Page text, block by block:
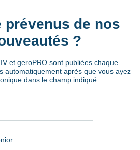
prévenus de nos
?
et geroPRO sont publiées chaque
automatiquement après que vous ayez
dans le champ indiqué.